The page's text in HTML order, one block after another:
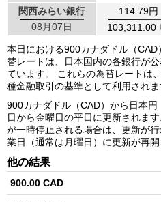
関西みらい銀行
08月07日
114.79円
103,311.00
本日における900カナダドル（
替レートは、日本国内の各銀行が
ています。 これらの為替レートは
種金融取引の基準として利用されま
900カナダドル（CAD）から日本
日から金曜日の平日に更新されま
が一時停止される場合は、更新が
業日（通常は月曜日）に更新が再開
他の結果
900.00 CAD